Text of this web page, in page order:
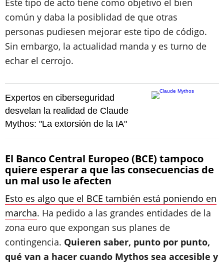
Este tipo de acto tiene como objetivo el bien
común y daba la posiblidad de que otras
personas pudiesen mejorar este tipo de código.
Sin embargo, la actualidad manda y es turno de
echar el cerrojo.
Expertos en ciberseguridad
desvelan la realidad de Claude
Mythos: "La extorsión de la IA"
El Banco Central Europeo (BCE) tampoco
quiere esperar a que las consecuencias de
un mal uso le afecten
Esto es algo que el BCE también está poniendo en
marcha. Ha pedido a las grandes entidades de la
zona euro que expongan sus planes de
contingencia. Quieren saber, punto por punto,
qué van a hacer cuando Mythos sea accesible y